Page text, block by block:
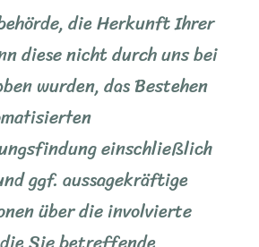
die Herkunft Ihrer
diese nicht durch uns bei
wurden, das Bestehen
einschließlich
ggf. aussagekräftige
über die involvierte